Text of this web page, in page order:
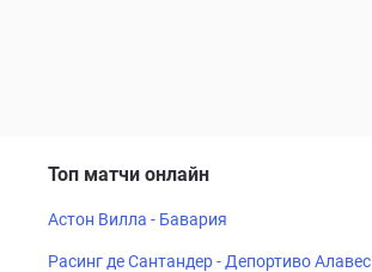
Топ матчи онлайн
Астон Вилла - Бавария
Расинг де Сантандер - Депортиво Алавес